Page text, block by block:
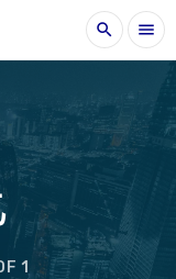
search menu
1